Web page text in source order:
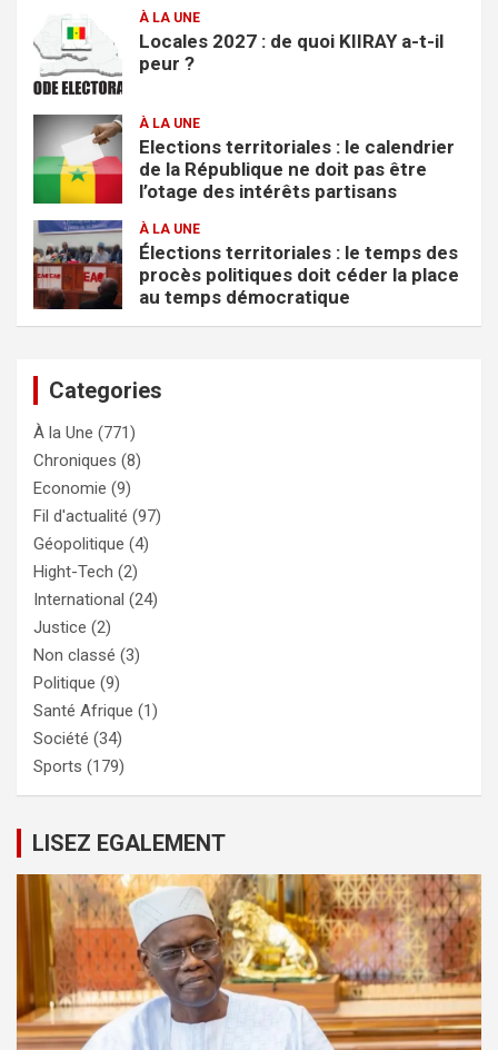
À LA UNE
Locales 2027 : de quoi KIIRAY a-t-il
peur ?
À LA UNE
Elections territoriales : le calendrier
de la République ne doit pas être
l’otage des intérêts partisans
À LA UNE
Élections territoriales : le temps des
procès politiques doit céder la place
au temps démocratique
Categories
À la Une (771)
Chroniques (8)
Economie (9)
Fil d'actualité (97)
Géopolitique (4)
Hight-Tech (2)
International (24)
Justice (2)
Non classé (3)
Politique (9)
Santé Afrique (1)
Société (34)
Sports (179)
LISEZ EGALEMENT